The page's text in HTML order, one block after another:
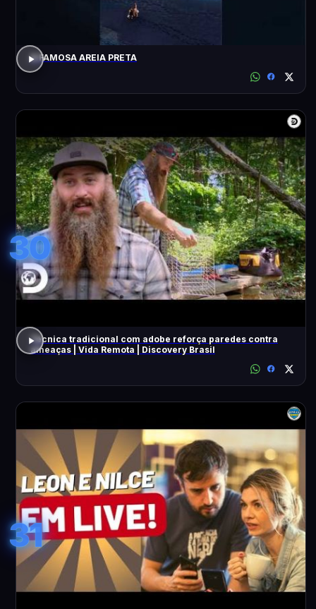
A FAMOSA AREIA PRETA
30
Técnica tradicional com adobe reforça paredes contra
ameaças | Vida Remota | Discovery Brasil
31